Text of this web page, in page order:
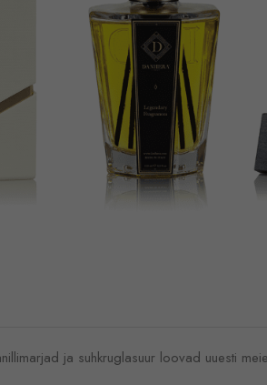
ja suhkruglasuur loovad uuesti